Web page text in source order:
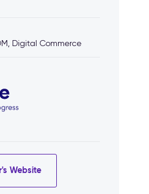
Digital Commerce
Website